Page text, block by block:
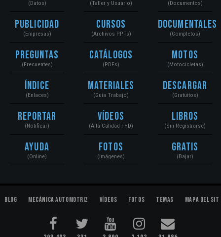
(Datos)
Publicidad
(Empresas)
Preguntas
(Frecuentes)
Índice
(Enlaces)
Reportar
(Notificar)
Ayuda
(Online)
(Taller y Usuario)
Cursos
(Archivos PPTs)
Catálogos
(PDFs)
Materiales
(Guía Trabajo)
Vídeos
(Alta Calidad FHD)
Fotos
(Imágenes)
(Documentos)
Documentales
(Completos)
Motos
(Motocicletas)
Descargar
(Gratuitos)
Libros
(Sin Registrarse)
Gratis
(Bajar)
Blog Mecánica Automotriz Vídeos Fotos Temas Mapa del